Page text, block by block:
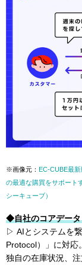
※画像元： EC-CUBE最
の最適な購買をサポート
シーキューブ）
◆自社のコアデータ
▷ AIとシステムを
Protocol）」に対応
独自の在庫状況、